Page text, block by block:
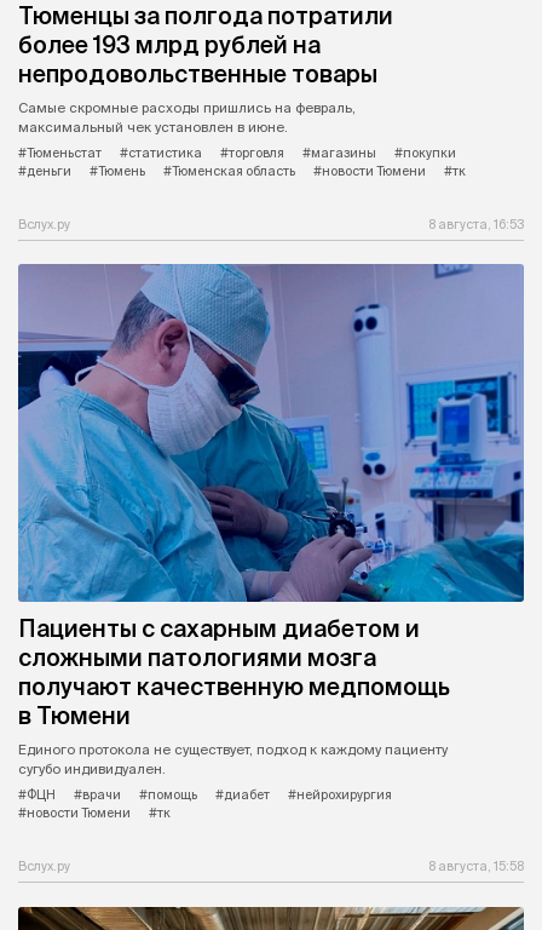
Тюменцы за полгода потратили
более 193 млрд рублей на
непродовольственные товары
Самые скромные расходы пришлись на февраль,
максимальный чек установлен в июне.
#Тюменьстат
#статистика #торговля #магазины
#покупки
#деньги
#Тюмень #Тюменская область #новости Тюмени #тк
Вслух.ру 8 августа, 16:53
Пациенты с сахарным диабетом и
сложными патологиями мозга
получают качественную медпомощь
в Тюмени
Единого протокола не существует, подход к каждому пациенту
сугубо индивидуален.
#ФЦН
#врачи #помощь #диабет
#нейрохирургия
#новости Тюмени
#тк
Вслух.ру 8 августа, 15:58